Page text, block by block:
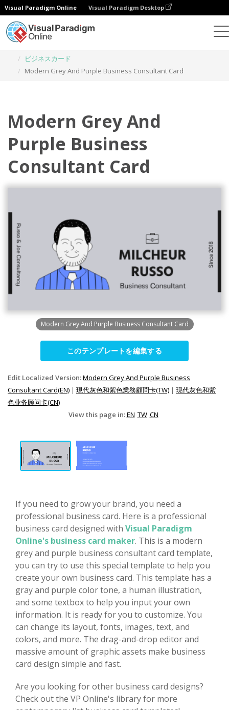
Visual Paradigm Online Visual Paradigm Desktop
ビジネスカード
Modern Grey And Purple Business Consultant Card
Modern Grey And
Purple Business
Consultant Card
Modern Grey And Purple Business Consultant Card
このテンプレートを編集する
Edit Localized Version:Modern Grey And Purple Business
Consultant Card(EN) | 現代灰色和紫色業務顧問卡(TW) | 现代灰色和紫
色业务顾问卡(CN)
View this page in:EN TW CN
If you need to grow your brand, you need a
professional business card. Here is a professional
business card designed with Visual Paradigm
Online's business card maker. This is a modern
grey and purple business consultant card template,
you can try to use this special template to help you
create your own business card. This template has a
gray and purple color tone, a human illustration,
and some textbox to help you input your own
information. It is ready for you to customize. You
can change its layout, fonts, images, text, and
colors, and more. The drag-and-drop editor and
massive amount of graphic assets make business
card design simple and fast.
Are you looking for other business card designs?
Check out the VP Online's library for more